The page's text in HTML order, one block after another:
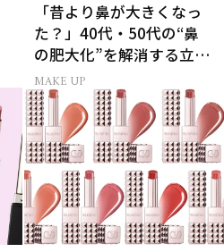
「昔より鼻が大きくなっ
た？」40代・50代の“鼻
の肥大化”を解消する立体
小鼻メイク
MAKE UP